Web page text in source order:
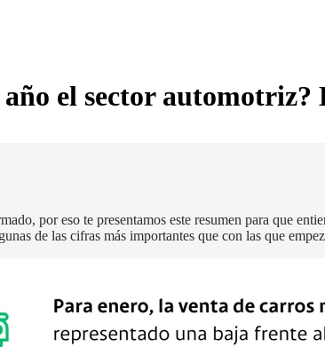
año el sector
por eso te presentamos este resumen para que
de las cifras más importantes que con las que